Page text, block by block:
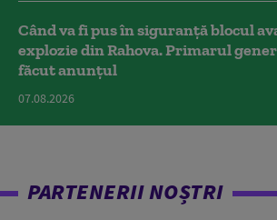
Când va fi pus în siguranță blocul
explozie din Rahova. Primarul
făcut anunțul
07.08.2026
PARTENERII NOȘTRI